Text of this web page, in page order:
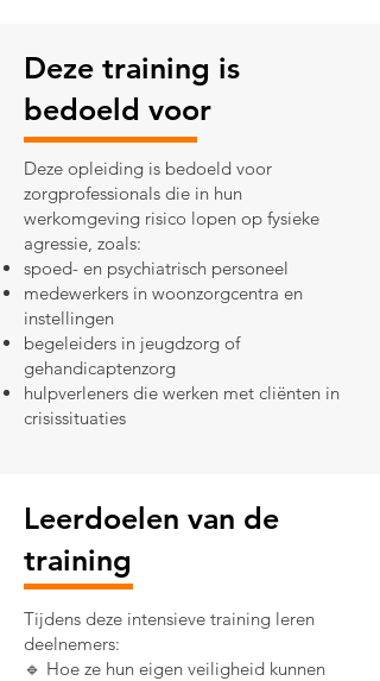
Deze training is
bedoeld voor
Deze opleiding is bedoeld voor
zorgprofessionals die in hun
werkomgeving risico lopen op fysieke
agressie, zoals:
spoed- en psychiatrisch personeel
medewerkers in woonzorgcentra en
instellingen
begeleiders in jeugdzorg of
gehandicaptenzorg
hulpverleners die werken met cliënten in
crisissituaties
Leerdoelen van de
training
Tijdens deze intensieve training leren
deelnemers:
🔹 Hoe ze hun eigen veiligheid kunnen